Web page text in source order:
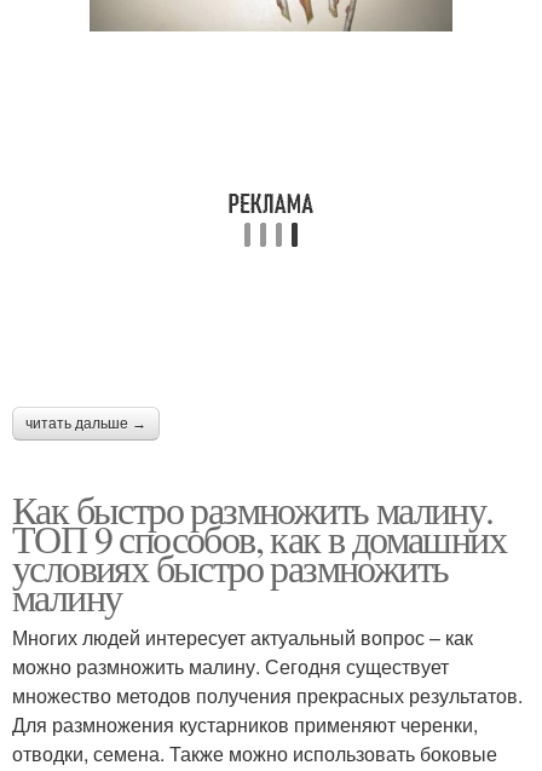
читать дальше →
Как быстро размножить малину.
ТОП 9 способов, как в домашних
условиях быстро размножить
малину
Многих людей интересует актуальный вопрос – как
можно размножить малину. Сегодня существует
множество методов получения прекрасных результатов.
Для размножения кустарников применяют черенки,
отводки, семена. Также можно использовать боковые